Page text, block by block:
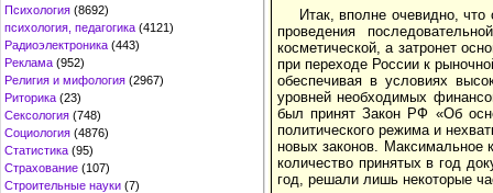
Психология (8692)
психология, педагогика (4121)
Радиоэлектроника (443)
Реклама (952)
Религия и мифология (2967)
Риторика (23)
Сексология (748)
Социология (4876)
Статистика (95)
Страхование (107)
Строительные науки (7)
Итак, вполне очевидно,
проведения
косметической, а затронет
при переходе России к
обеспечивая в условиях
уровней необходимых
был принят Закон РФ «Об
политического режима и
новых законов. Максимальное
количество принятых в год
год, решали лишь некоторые